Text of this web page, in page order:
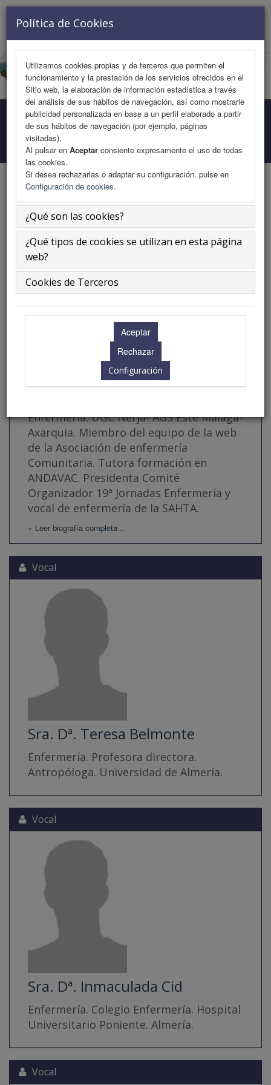
Política de Cookies
Utilizamos cookies propias y de terceros que permiten el
funcionamiento y la prestación de los servicios ofrecidos en el
Sitio web, la elaboración de información estadística a través
del análisis de sus hábitos de navegación, así como mostrarle
publicidad personalizada en base a un perfil elaborado a partir
de sus hábitos de navegación (por ejemplo, páginas
visitadas).
Al pulsar en Aceptar consiente expresamente el uso de todas
las cookies.
Si desea rechazarlas o adaptar su configuración, pulse en
Configuración de cookies.
¿Qué son las cookies?
¿Qué tipos de cookies se utilizan en esta página
web?
Cookies de Terceros
Configuración
Comité Organizador Enfermería
Presidenta
Sra. Dª. Ana Belén Arrabal Téllez
Enfermería. UGC Nerja- AGS Este Málaga-
Axarquia. Miembro del equipo de la web
de la Asociación de enfermería
Comunitaria. Tutora formación en
ANDAVAC. Presidenta Comité
Organizador 19ª Jornadas Enfermería y
vocal de enfermería de la SAHTA.
+ Leer biografía completa...
Vocal
Sra. Dª. Teresa Belmonte
Enfermería. Profesora directora.
Antropóloga. Universidad de Almería.
Vocal
Sra. Dª. Inmaculada Cid
Enfermería. Colegio Enfermería. Hospital
Universitario Poniente. Almería.
Vocal